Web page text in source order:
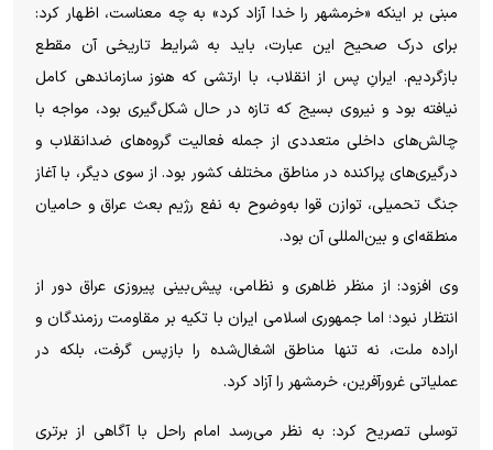
مبنی بر اینکه «خرمشهر را خدا آزاد کرد» به چه معناست، اظهار کرد:
برای درک صحیح این عبارت، باید به شرایط تاریخی آن مقطع
بازگردیم. ایرانِ پس از انقلاب، با ارتشی که هنوز سازماندهی کامل
نیافته بود و نیروی بسیج که تازه در حال شکل‌گیری بود، مواجه با
چالش‌های داخلی متعددی از جمله فعالیت گروه‌های ضدانقلاب و
درگیری‌های پراکنده در مناطق مختلف کشور بود. از سوی دیگر، با آغاز
جنگ تحمیلی، توازن قوا به‌وضوح به نفع رژیم بعث عراق و حامیان
منطقه‌ای و بین‌المللی آن بود.
وی افزود: از منظر ظاهری و نظامی، پیش‌بینی پیروزی عراق دور از
انتظار نبود؛ اما جمهوری اسلامی ایران با تکیه بر مقاومت رزمندگان و
اراده ملت، نه تنها مناطق اشغال‌شده را بازپس گرفت، بلکه در
عملیاتی غرورآفرین، خرمشهر را آزاد کرد.
توسلی تصریح کرد: به نظر می‌رسد امام راحل با آگاهی از برتری